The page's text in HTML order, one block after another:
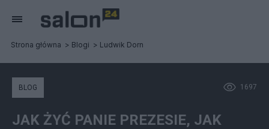
Strona główna Blogi Ludwik Dorn
1697
BLOG
JAK ŻYĆ PANIE PREZESIE, JAK